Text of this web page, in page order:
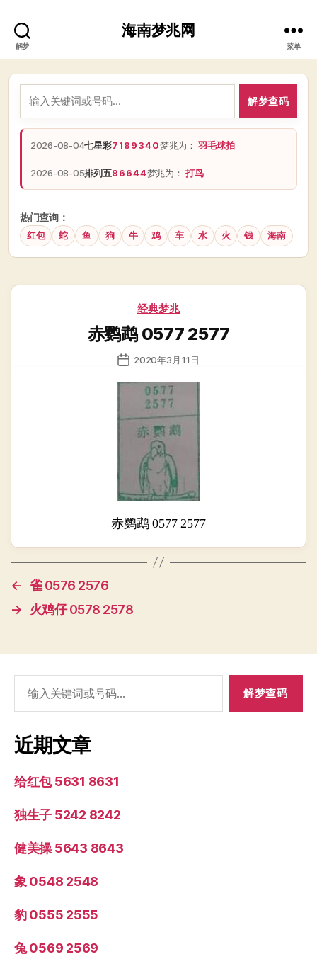
解梦
海南梦兆网
菜单
解梦查码
2026-08-04七星彩7189340梦兆为：羽毛球拍
2026-08-05排列五86644梦兆为：打鸟
热门查询：
红包 蛇 鱼 狗 牛 鸡 车 水 火 钱 海南
分
经典梦兆
赤鹦鹉 0577 2577
发
日
2020年3月11日
赤鹦鹉 0577 2577
← 雀 0576 2576
→
火鸡仔 0578 2578
索：
近期文章
给红包 5631 8631
独生子 5242 8242
健美操 5643 8643
象 0548 2548
豹 0555 2555
兔 0569 2569